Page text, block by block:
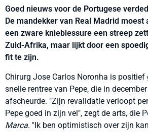
Goed nieuws voor de Portugese
De mandekker van Real Madrid moest
een zware knieblessure een streep
Zuid-Afrika, maar lijkt door een
fit te zijn.
Chirurg Jose Carlos Noronha is positief
snelle rentree van Pepe, die in
afscheurde. "Zijn revalidatie verloopt
Pepe goed in zijn vel", zegt de arts, die
Marca. "Ik ben optimistisch over zijn